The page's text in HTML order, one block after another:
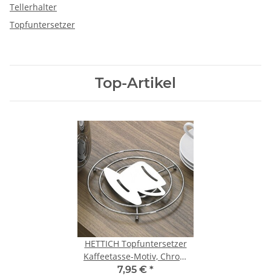
Tellerhalter
Topfuntersetzer
Top-Artikel
HETTICH Topfuntersetzer
Kaffeetasse-Motiv, Chrom
glänzend
7,95 € *